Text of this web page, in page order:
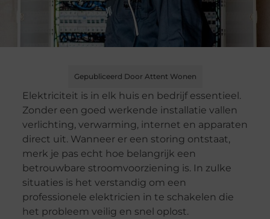
Gepubliceerd Door Attent Wonen
Elektriciteit is in elk huis en bedrijf essentieel.
Zonder een goed werkende installatie vallen
verlichting, verwarming, internet en apparaten
direct uit. Wanneer er een storing ontstaat,
merk je pas echt hoe belangrijk een
betrouwbare stroomvoorziening is. In zulke
situaties is het verstandig om een
professionele elektricien in te schakelen die
het probleem veilig en snel oplost.